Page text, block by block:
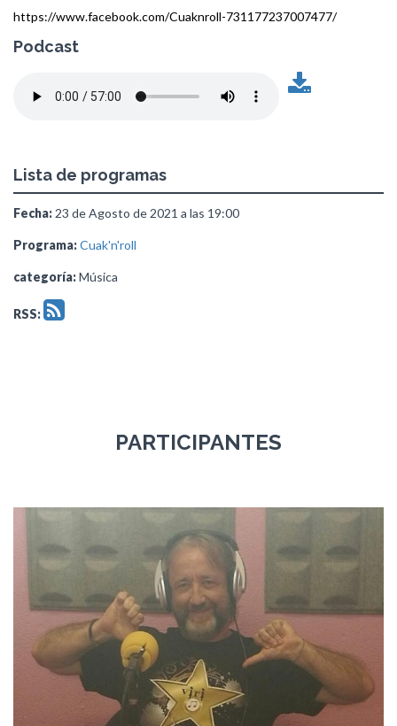
https://www.facebook.com/Cuaknroll-731177237007477/
Podcast
Lista de programas
Fecha: 23 de Agosto de 2021 a las 19:00
Programa:Cuak'n'roll
categoría:Música
RSS:
PARTICIPANTES